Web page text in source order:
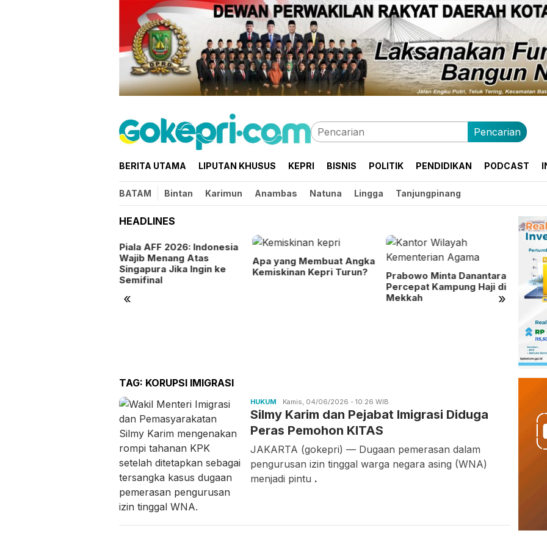
Pencarian
BERITA UTAMA LIPUTAN KHUSUS KEPRI BISNIS POLITIK PENDIDIKAN PODCAST
BATAM Bintan Karimun Anambas Natuna Lingga Tanjungpinang
HEADLINES
« »
Piala AFF 2026: Indonesia
Wajib Menang Atas
Singapura Jika Ingin ke
Semifinal
Apa yang Membuat Angka
Kemiskinan Kepri Turun?
Prabowo Minta Danantara
Percepat Kampung Haji di
Mekkah
Kepri
TAG: KORUPSI IMIGRASI
HUKUM Candra
Gunawan
Kamis, 04/06/2026 - 10:26 WIB
Silmy Karim dan Pejabat Imigrasi Diduga
Peras Pemohon KITAS
JAKARTA (gokepri) — Dugaan pemerasan dalam
pengurusan izin tinggal warga negara asing (WNA)
menjadi pintu .